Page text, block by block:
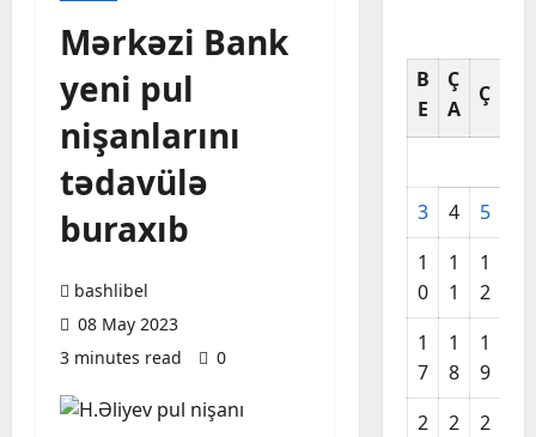
Mərkəzi Bank
yeni pul
nişanlarını
tədavülə
buraxıb
bashlibel
08 May 2023
3 minutes read
0
B
E
Ç
A
Ç
3 4 5
1
0
1
1
1
2
1
7
1
8
1
9
2
2
2